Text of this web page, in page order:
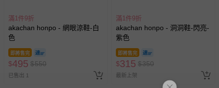
滿1件9折
akachan honpo - 網眼涼鞋-白
色
即將售完
$495 $550
已售出 1
滿1件9折
akachan honpo - 洞洞鞋-閃亮-
紫色
即將售完
$315 $350
最新上架